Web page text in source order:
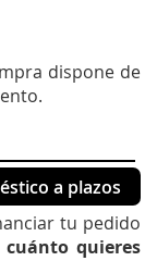
dispone de
a plazos
tu pedido
quieres